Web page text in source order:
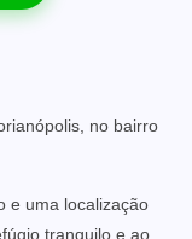
no bairro
e uma localização